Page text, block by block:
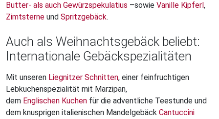
Butter- als auch Gewürzspekulatius –sowie Vanille Kipferl,
Zimtsterne und Spritzgebäck.
Auch als Weihnachtsgebäck beliebt:
Internationale Gebäckspezialitäten
Mit unseren Liegnitzer Schnitten, einer feinfruchtigen
Lebkuchenspezialität mit Marzipan,
dem Englischen Kuchen für die adventliche Teestunde und
dem knusprigen italienischen Mandelgebäck Cantuccini